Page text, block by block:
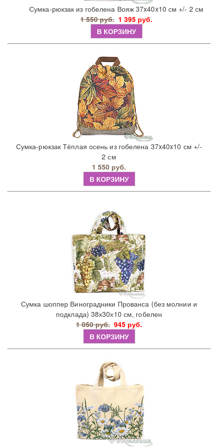
Сумка-рюкзак из гобелена Вояж 37x40x10 см +/- 2 см
1 550 руб. 1 395 руб.
В КОРЗИНУ
Сумка-рюкзак Тёплая осень из гобелена 37x40x10 см +/-
2 см
1 550 руб.
В КОРЗИНУ
Сумка шоппер Виноградники Прованса (без молнии и
подклада) 38х30х10 см, гобелен
1 050 руб. 945 руб.
В КОРЗИНУ